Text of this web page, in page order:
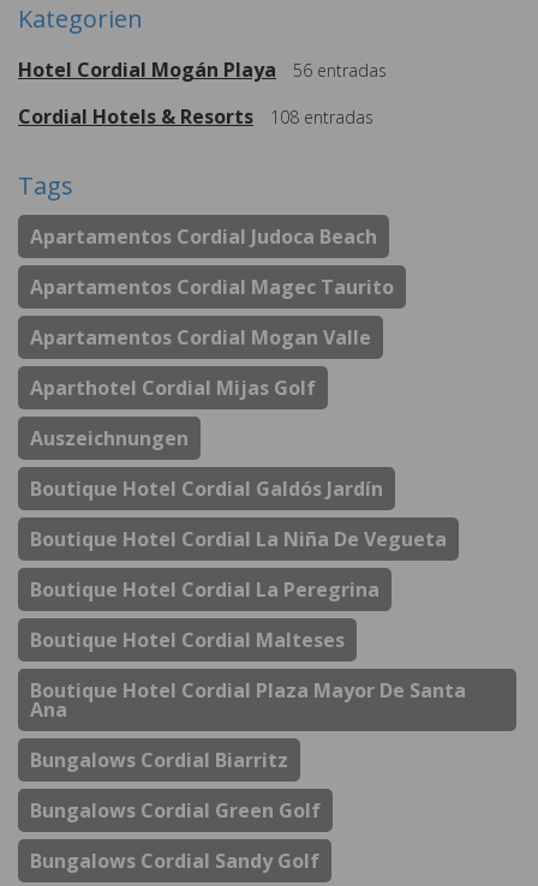
Kategorien
Hotel Cordial Mogán Playa 56 entradas
Cordial Hotels & Resorts 108 entradas
Tags
Apartamentos Cordial Judoca Beach
Apartamentos Cordial Magec Taurito
Apartamentos Cordial Mogan Valle
Aparthotel Cordial Mijas Golf
Auszeichnungen
Boutique Hotel Cordial Galdós Jardín
Boutique Hotel Cordial La Niña De Vegueta
Boutique Hotel Cordial La Peregrina
Boutique Hotel Cordial Malteses
Boutique Hotel Cordial Plaza Mayor De Santa
Ana
Bungalows Cordial Biarritz
Bungalows Cordial Green Golf
Bungalows Cordial Sandy Golf